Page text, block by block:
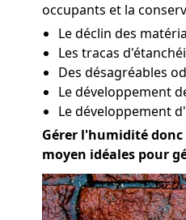
occupants et la
Le déclin des
Les tracas
Des désagréables
Le développement
Le développement
Gérer l'humidité
moyen idéales pour